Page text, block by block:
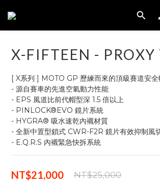
X-FIFTEEN - PROXY
[ X系列 ] MOTO GP 歷練而來的頂級賽道安全
- 源自賽車的先進空氣動力性能
- EPS 風道比前代帽型深 1.5 倍以上
- PINLOCK®EVO 鏡片系統
- HYGRA® 吸水速乾內襯材質
- 全新中置型鎖式 CWR-F2R 鏡片有效抑制風
- E.Q.R.S 內襯緊急快拆系統
NT$21,000 NT$25,000